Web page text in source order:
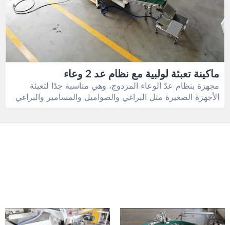
ماكينة تعبئة لولبية مع نظام عد 2 وعاء
مجهزة بنظام عدّ الوعاء المزدوج، وهي مناسبة جدًا لتعبئة
الأجهزة الصغيرة مثل البراغي والصواميل والمسامير والبراغي